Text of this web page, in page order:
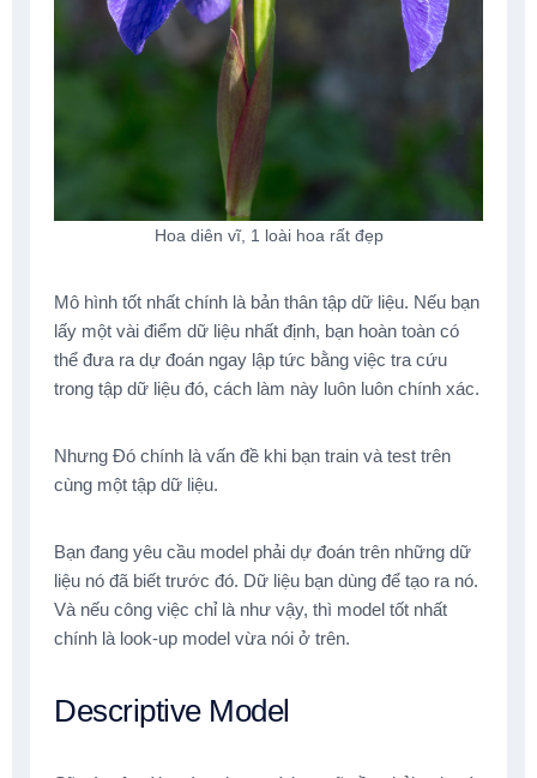
Hoa diên vĩ, 1 loài hoa rất đẹp
Mô hình tốt nhất chính là bản thân tập dữ liệu. Nếu bạn
lấy một vài điểm dữ liệu nhất định, bạn hoàn toàn có
thể đưa ra dự đoán ngay lập tức bằng việc tra cứu
trong tập dữ liệu đó, cách làm này luôn luôn chính xác.
Nhưng Đó chính là vấn đề khi bạn train và test trên
cùng một tập dữ liệu.
Bạn đang yêu cầu model phải dự đoán trên những dữ
liệu nó đã biết trước đó. Dữ liệu bạn dùng để tạo ra nó.
Và nếu công việc chỉ là như vậy, thì model tốt nhất
chính là look-up model vừa nói ở trên.
Descriptive Model